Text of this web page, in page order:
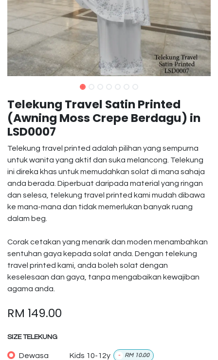
Telekung Travel Satin Printed
(Awning Moss Crepe Berdagu) in
LSD0007
Telekung travel printed adalah pilihan yang sempurna
untuk wanita yang aktif dan suka melancong. Telekung
ini direka khas untuk memudahkan solat di mana sahaja
anda berada. Diperbuat daripada material yang ringan
dan selesa, telekung travel printed kami mudah dibawa
ke mana-mana dan tidak memerlukan banyak ruang
dalam beg.
Corak cetakan yang menarik dan moden menambahkan
sentuhan gaya kepada solat anda. Dengan telekung
travel printed kami, anda boleh solat dengan
keselesaan dan gaya, tanpa mengabaikan kewajiban
agama anda.
RM 149.00
SIZE TELEKUNG
Dewasa Kids 10-12y - RM 10.00